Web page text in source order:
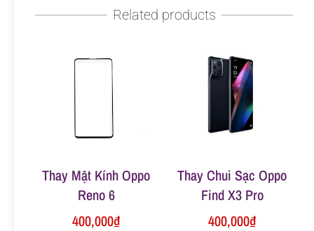
g
Related products
Thay Mặt Kính Oppo
Reno 6
400,000₫
Thay Chui Sạc Oppo
Find X3 Pro
400,000₫